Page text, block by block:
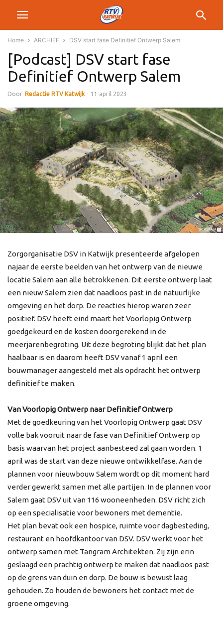
Home ARCHIEF DSV start fase Definitief Ontwerp Salem
[Podcast] DSV start fase
Definitief Ontwerp Salem
Door Redactie RTV Katwijk - 11 april 2023
Zorgorganisatie DSV in Katwijk presenteerde afgelopen
najaar de eerste beelden van het ontwerp van de nieuwe
locatie Salem aan alle betrokkenen. Dit eerste ontwerp laat
een nieuw Salem zien dat naadloos past in de natuurlijke
omgeving en het dorp. De reacties hierop waren zeer
positief. DSV heeft eind maart het Voorlopig Ontwerp
goedgekeurd en de kosten doorgerekend in de
meerjarenbegroting. Uit deze begroting blijkt dat het plan
haalbaar is en daarom heeft DSV vanaf 1 april een
bouwmanager aangesteld met als opdracht het ontwerp
definitief te maken.
Van Voorlopig Ontwerp naar Definitief Ontwerp
Met de goedkeuring van het Voorlopig Ontwerp gaat DSV
volle bak vooruit naar de fase van Definitief Ontwerp op
basis waarvan het project aanbesteed zal gaan worden. 1
april was de start van deze nieuwe ontwikkelfase. Aan de
plannen voor nieuwbouw Salem wordt op dit moment hard
verder gewerkt samen met alle partijen. In de plannen voor
Salem gaat DSV uit van 116 wooneenheden. DSV richt zich
op een specialisatie voor bewoners met dementie.
Het plan bevat ook een hospice, ruimte voor dagbesteding,
restaurant en hoofdkantoor van DSV. DSV werkt voor het
ontwerp samen met Tangram Architekten. Zij zijn erin
geslaagd een prachtig ontwerp te maken dat naadloos past
op de grens van duin en dorp. De bouw is bewust laag
gehouden. Zo houden de bewoners het contact met de
groene omgeving.